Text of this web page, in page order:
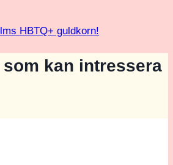
HBTQ+ guldkorn!
kan intressera